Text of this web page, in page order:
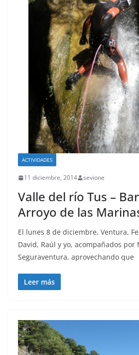
ACTIVIDADES
11 diciembre, 2014 sevione
Valle del río Tus –
Arroyo de las
El lunes 8 de diciembre, Ventura,
David, Raúl y yo, acompañados por
Seguraventura, aprovechando que
Leer más